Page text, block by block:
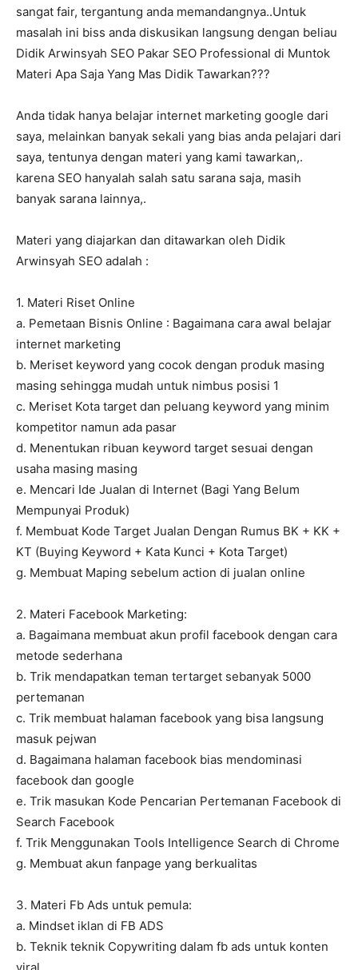
sangat fair, tergantung anda memandangnya..Untuk
masalah ini biss anda diskusikan langsung dengan beliau
Didik Arwinsyah SEO Pakar SEO Professional di Muntok
Materi Apa Saja Yang Mas Didik Tawarkan???
Anda tidak hanya belajar internet marketing google dari
saya, melainkan banyak sekali yang bias anda pelajari dari
saya, tentunya dengan materi yang kami tawarkan,.
karena SEO hanyalah salah satu sarana saja, masih
banyak sarana lainnya,.
Materi yang diajarkan dan ditawarkan oleh Didik
Arwinsyah SEO adalah :
1. Materi Riset Online
a. Pemetaan Bisnis Online : Bagaimana cara awal belajar
internet marketing
b. Meriset keyword yang cocok dengan produk masing
masing sehingga mudah untuk nimbus posisi 1
c. Meriset Kota target dan peluang keyword yang minim
kompetitor namun ada pasar
d. Menentukan ribuan keyword target sesuai dengan
usaha masing masing
e. Mencari Ide Jualan di Internet (Bagi Yang Belum
Mempunyai Produk)
f. Membuat Kode Target Jualan Dengan Rumus BK + KK +
KT (Buying Keyword + Kata Kunci + Kota Target)
g. Membuat Maping sebelum action di jualan online
2. Materi Facebook Marketing:
a. Bagaimana membuat akun profil facebook dengan cara
metode sederhana
b. Trik mendapatkan teman tertarget sebanyak 5000
pertemanan
c. Trik membuat halaman facebook yang bisa langsung
masuk pejwan
d. Bagaimana halaman facebook bias mendominasi
facebook dan google
e. Trik masukan Kode Pencarian Pertemanan Facebook di
Search Facebook
f. Trik Menggunakan Tools Intelligence Search di Chrome
g. Membuat akun fanpage yang berkualitas
3. Materi Fb Ads untuk pemula:
a. Mindset iklan di FB ADS
b. Teknik teknik Copywriting dalam fb ads untuk konten